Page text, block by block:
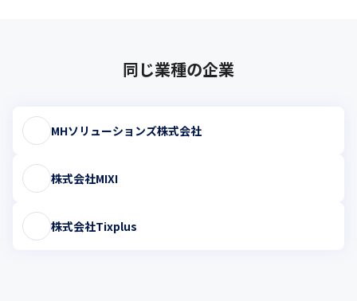
同じ業種の企業
MHソリューションズ株式会社
株式会社MIXI
株式会社Tixplus